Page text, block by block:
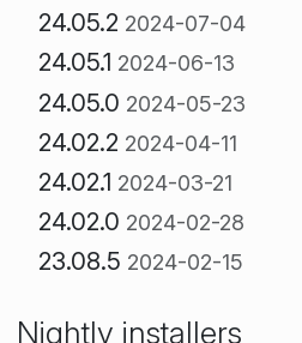
24.05.2 2024-07-04
24.05.1 2024-06-13
24.05.0 2024-05-23
24.02.2 2024-04-11
24.02.1 2024-03-21
24.02.0 2024-02-28
23.08.5 2024-02-15
Nightly installers